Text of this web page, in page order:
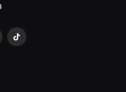
TikTok